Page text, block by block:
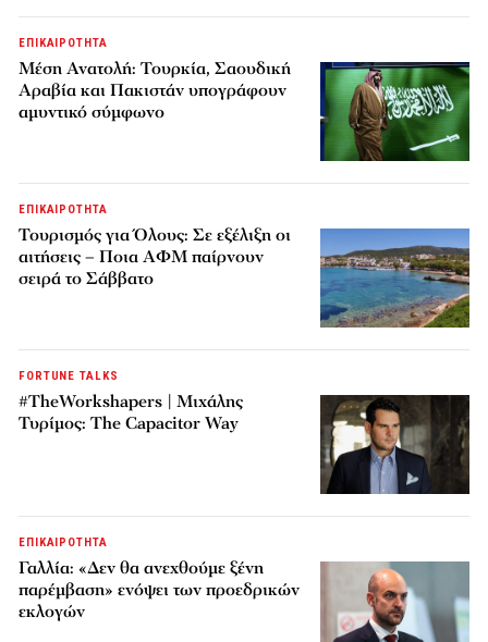
ΕΠΙΚΑΙΡΟΤΗΤΑ
Μέση Ανατολή: Τουρκία, Σαουδική
Αραβία και Πακιστάν υπογράφουν
αμυντικό σύμφωνο
ΕΠΙΚΑΙΡΟΤΗΤΑ
Τουρισμός για Όλους: Σε εξέλιξη οι
αιτήσεις – Ποια ΑΦΜ παίρνουν
σειρά το Σάββατο
FORTUNE TALKS
#TheWorkshapers | Μιχάλης
Τυρίμος: The Capacitor Way
ΕΠΙΚΑΙΡΟΤΗΤΑ
Γαλλία: «Δεν θα ανεχθούμε ξένη
παρέμβαση» ενόψει των προεδρικών
εκλογών